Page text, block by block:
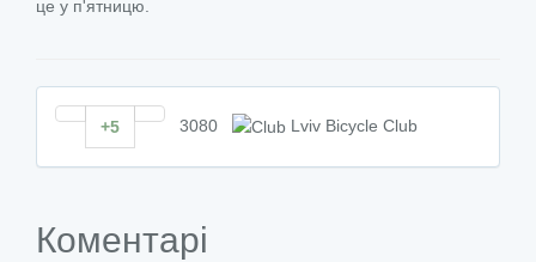
це у п'ятницю.
+5 3080 Lviv Bicycle Club
Коментарі